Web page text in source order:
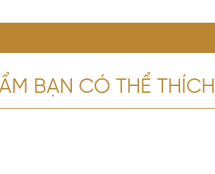
BẠN CÓ THỂ THÍCH